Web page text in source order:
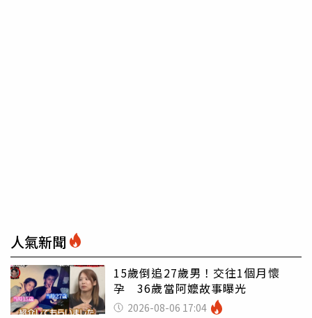
人氣新聞
15歲倒追27歲男！交往1個月懷
孕 36歲當阿嬤故事曝光
2026-08-06 17:04